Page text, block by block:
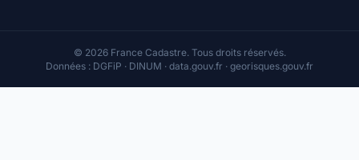
© 2026 France Cadastre. Tous droits réservés.
Données : DGFiP · DINUM · data.gouv.fr · georisques.gouv.fr